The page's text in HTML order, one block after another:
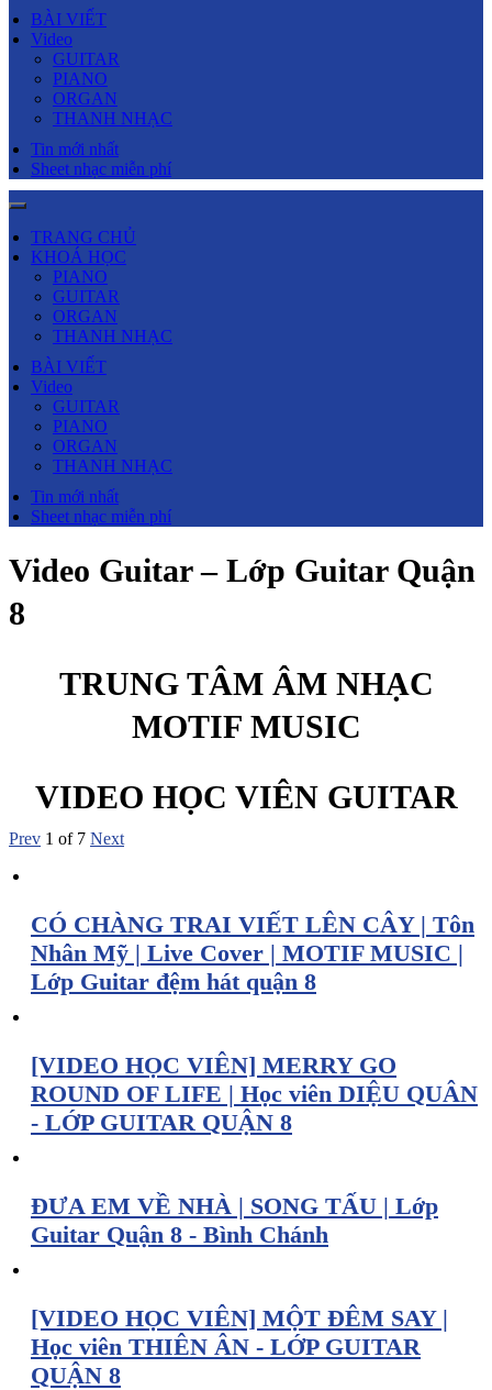
BÀI VIẾT
Video
GUITAR
PIANO
ORGAN
THANH NHẠC
Tin mới nhất
Sheet nhạc miễn phí
TRANG CHỦ
KHOÁ HỌC
PIANO
GUITAR
ORGAN
THANH NHẠC
BÀI VIẾT
Video
GUITAR
PIANO
ORGAN
THANH NHẠC
Tin mới nhất
Sheet nhạc miễn phí
Video Guitar – Lớp Guitar Quận
8
TRUNG TÂM ÂM NHẠC
MOTIF MUSIC
VIDEO HỌC VIÊN GUITAR
Prev 1 of 7 Next
CÓ CHÀNG TRAI VIẾT LÊN CÂY | Tôn
Nhân Mỹ | Live Cover | MOTIF MUSIC |
Lớp Guitar đệm hát quận 8
[VIDEO HỌC VIÊN] MERRY GO
ROUND OF LIFE | Học viên DIỆU QUÂN
- LỚP GUITAR QUẬN 8
ĐƯA EM VỀ NHÀ | SONG TẤU | Lớp
Guitar Quận 8 - Bình Chánh
[VIDEO HỌC VIÊN] MỘT ĐÊM SAY |
Học viên THIÊN ÂN - LỚP GUITAR
QUẬN 8